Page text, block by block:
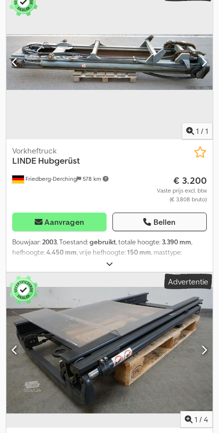
Mast geschikt voor serie: 386 / 391, gebruikte standaard mast met
geïntegreerde sideshift, dubbele extra hydrauliek mastzijde,
1 / 1
Friedberg-Derching 578 km
Vorkheftruck
LINDE Hubgerüst
€ 3.200
Vaste prijs excl. btw
(€ 3.808 bruto)
Aanvragen Bellen
Bouwjaar:2003, Toestand:gebruikt, totale hoogte: 3.390 mm,
hefhoogte:4.450 mm, vrije hefhoogte:150 mm, masttype:
, Mastuitvoering: standaard, Mast: dubbele extra
hydrauliek, bouwhoogte: 3390 mm, hefhoogte: 4450 mm, vrije
hefhoogte: 150 mm, gebruikte standaard hefmast geschikt voor
Linde serie 320, zonder vorkenbord, inclusief dubbele extra
hydrauliekslangen, lastzwaartepunt: 600 mm Crodpfxjw Uzcno
Aagjf
Advertentie
1 / 4